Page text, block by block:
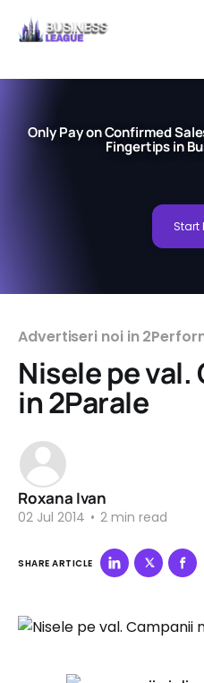
Only Pay on Confirmed
Fingertips in
Start
Advertiseri noi in
Nisele pe
in 2Parale
Roxana Ivan
02 Jul 2014 • 2 min read
SHARE ARTICLE